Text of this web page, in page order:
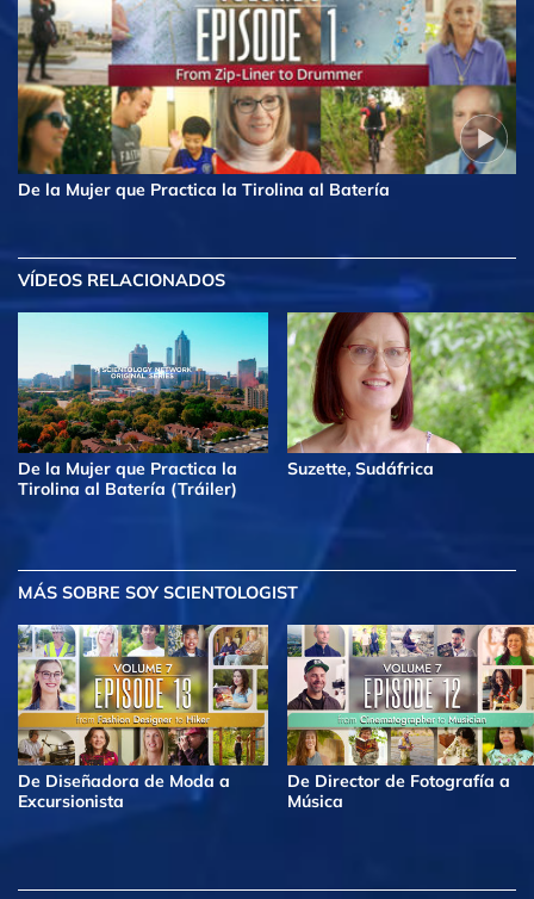
De la Mujer que Practica la Tirolina al Batería
VÍDEOS RELACIONADOS
De la Mujer que Practica la
Tirolina al Batería (Tráiler)
Suzette, Sudáfrica
MÁS SOBRE SOY SCIENTOLOGIST
De Diseñadora de Moda a
Excursionista
De Director de Fotografía a
Música